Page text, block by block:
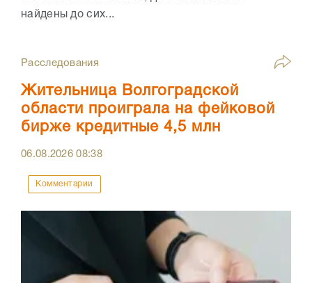
найдены до сих...
Расследования
Жительница Волгоградской
области проиграла на фейковой
бирже кредитные 4,5 млн
06.08.202608:38
Комментарии